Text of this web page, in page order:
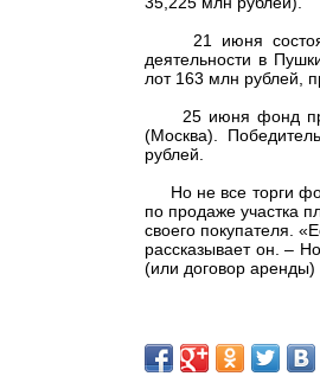
21 июня
деятельности в
лот 163 млн рублей,
25 июня фонд
(Москва).
рублей.
Но не все торги
по продаже участка
своего покупателя.
рассказывает он. –
(или договор